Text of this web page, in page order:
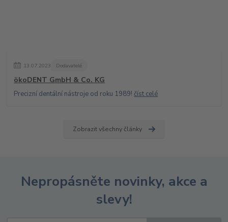
13.07.2023 Dodavatelé
ökoDENT GmbH & Co. KG
Precizní dentální nástroje od roku 1989!číst celé
Zobrazit všechny články
Nepropásněte novinky, akce a
slevy!